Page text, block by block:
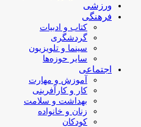
ورزشی
فرهنگی
کتاب و ادبیات
گردشگری
سینما و تلویزیون
سایر حوزه‌ها
اجتماعی
آموزش و مهارت
کار و کارآفرینی
بهداشت و سلامت
زنان و خانواده
کودکان